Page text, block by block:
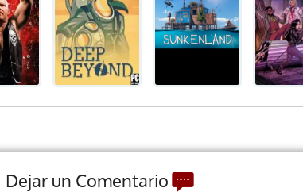
Dejar un Comentario